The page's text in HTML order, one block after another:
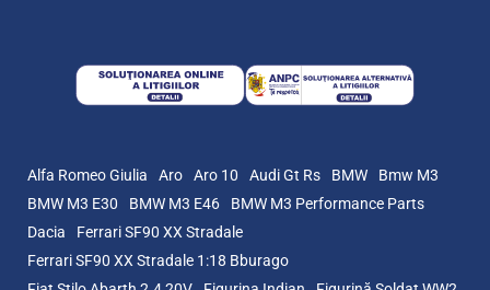
Alfa Romeo Giulia Aro Aro 10 Audi Gt Rs BMW
Bmw M3
BMW M3 E30
BMW M3 E46
BMW M3 Performance Parts
Dacia
Ferrari SF90 XX Stradale
Ferrari SF90 XX Stradale 1:18 Bburago